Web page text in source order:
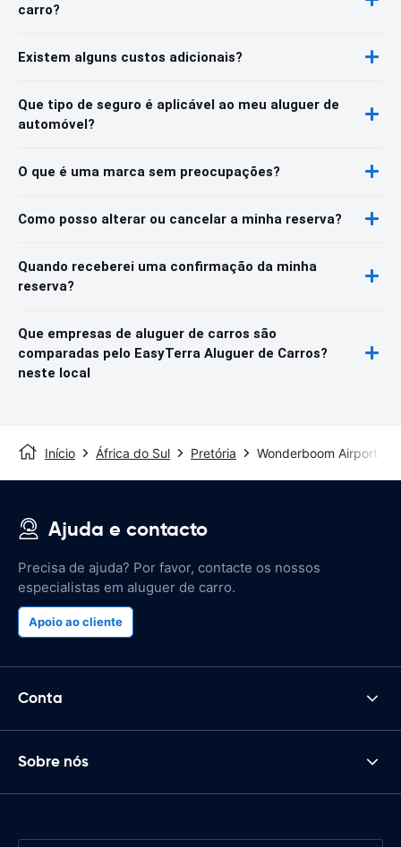
carro?
Existem alguns custos adicionais?
Que tipo de seguro é aplicável ao meu aluguer de
automóvel?
O que é uma marca sem preocupações?
Como posso alterar ou cancelar a minha reserva?
Quando receberei uma confirmação da minha
reserva?
Que empresas de aluguer de carros são
comparadas pelo EasyTerra Aluguer de Carros?
neste local
Início África do Sul Pretória Wonderboom Airport
Ajuda e contacto
Precisa de ajuda? Por favor, contacte os nossos
especialistas em aluguer de carro.
Apoio ao cliente
Conta
Sobre nós